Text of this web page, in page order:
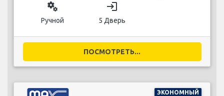
miscellaneous_services
Ручной
login
5 Дверь
ПОСМОТРЕТЬ...
ЭКОНОМНЫЙ